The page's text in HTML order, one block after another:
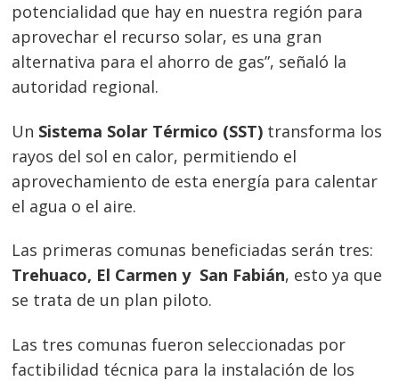
potencialidad que hay en nuestra región para
aprovechar el recurso solar, es una gran
alternativa para el ahorro de gas”, señaló la
autoridad regional.
Un Sistema Solar Térmico (SST) transforma los
rayos del sol en calor, permitiendo el
aprovechamiento de esta energía para calentar
el agua o el aire.
Las primeras comunas beneficiadas serán tres:
Trehuaco, El Carmen y San Fabián, esto ya que
se trata de un plan piloto.
Las tres comunas fueron seleccionadas por
factibilidad técnica para la instalación de los
Navegación
de
entradas